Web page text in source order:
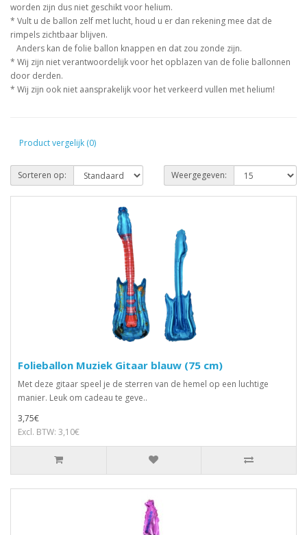
worden zijn dus niet geschikt voor helium.
* Vult u de ballon zelf met lucht, houd u er dan rekening mee dat de
rimpels zichtbaar blijven.
Anders kan de folie ballon knappen en dat zou zonde zijn.
* Wij zijn niet verantwoordelijk voor het opblazen van de folie ballonnen
door derden.
* Wij zijn ook niet aansprakelijk voor het verkeerd vullen met helium!
Product vergelijk (0)
Sorteren op: Weergegeven:
Folieballon Muziek Gitaar blauw (75 cm)
Met deze gitaar speel je de sterren van de hemel op een luchtige
manier. Leuk om cadeau te geve..
3,75€
Excl. BTW: 3,10€